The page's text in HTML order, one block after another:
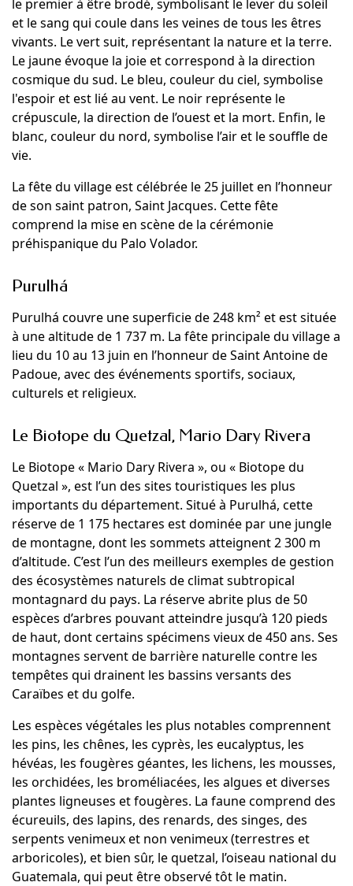
le premier à être brodé, symbolisant le lever du soleil
et le sang qui coule dans les veines de tous les êtres
vivants. Le vert suit, représentant la nature et la terre.
Le jaune évoque la joie et correspond à la direction
cosmique du sud. Le bleu, couleur du ciel, symbolise
l'espoir et est lié au vent. Le noir représente le
crépuscule, la direction de l’ouest et la mort. Enfin, le
blanc, couleur du nord, symbolise l’air et le souffle de
vie.
La fête du village est célébrée le 25 juillet en l’honneur
de son saint patron, Saint Jacques. Cette fête
comprend la mise en scène de la cérémonie
préhispanique du Palo Volador.
Purulhá
Purulhá couvre une superficie de 248 km² et est située
à une altitude de 1 737 m. La fête principale du village a
lieu du 10 au 13 juin en l’honneur de Saint Antoine de
Padoue, avec des événements sportifs, sociaux,
culturels et religieux.
Le Biotope du Quetzal, Mario Dary Rivera
Le Biotope « Mario Dary Rivera », ou « Biotope du
Quetzal », est l’un des sites touristiques les plus
importants du département. Situé à Purulhá, cette
réserve de 1 175 hectares est dominée par une jungle
de montagne, dont les sommets atteignent 2 300 m
d’altitude. C’est l’un des meilleurs exemples de gestion
des écosystèmes naturels de climat subtropical
montagnard du pays. La réserve abrite plus de 50
espèces d’arbres pouvant atteindre jusqu’à 120 pieds
de haut, dont certains spécimens vieux de 450 ans. Ses
montagnes servent de barrière naturelle contre les
tempêtes qui drainent les bassins versants des
Caraïbes et du golfe.
Les espèces végétales les plus notables comprennent
les pins, les chênes, les cyprès, les eucalyptus, les
hévéas, les fougères géantes, les lichens, les mousses,
les orchidées, les broméliacées, les algues et diverses
plantes ligneuses et fougères. La faune comprend des
écureuils, des lapins, des renards, des singes, des
serpents venimeux et non venimeux (terrestres et
arboricoles), et bien sûr, le quetzal, l’oiseau national du
Guatemala, qui peut être observé tôt le matin.